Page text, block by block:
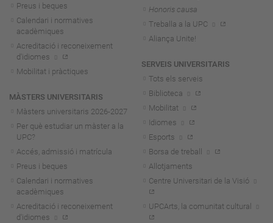
Preus i beques
Calendari i normatives
acadèmiques
Acreditació i reconeixement
d'idiomes
Mobilitat i pràctiques
MÀSTERS UNIVERSITARIS
Màsters universitaris 2026-2027
Per què estudiar un màster a la
UPC?
Accés, admissió i matrícula
Preus i beques
Calendari i normatives
acadèmiques
Acreditació i reconeixement
d'idiomes
Honoris causa
Treballa a la UPC
Aliança Unite!
SERVEIS UNIVERSITARIS
Tots els serveis
Biblioteca
Mobilitat
Idiomes
Esports
Borsa de treball
Allotjaments
Centre Universitari de la Visió
UPCArts, la comunitat cultural